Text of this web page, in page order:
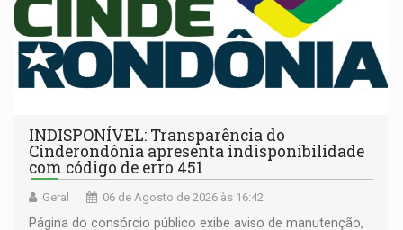
INDISPONÍVEL: Transparência do
Cinderondônia apresenta indisponibilidade
com código de erro 451
Geral 06 de Agosto de 2026 às 16:42
Página do consórcio público exibe aviso de manutenção,